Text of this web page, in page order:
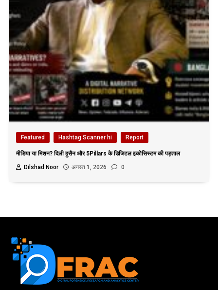
Featured Hashtag Scanner hi Report
मीडिया या मिशन? दिली हुसैन और 5Pillars के डिजिटल इकोसिस्टम की पड़ताल
Dilshad Noor
अगस्त 1, 2026 0